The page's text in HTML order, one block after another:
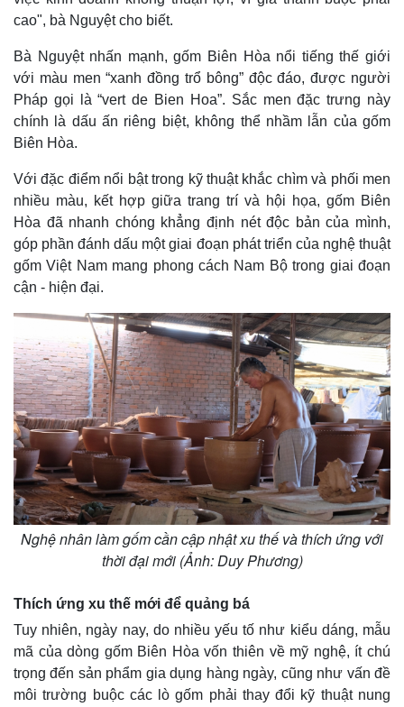
Pháp luật
Vụ án
Tin nóng
Quân sự - Quốc phòng
Vũ khí
cao", bà Nguyệt cho biết.
Bà Nguyệt nhấn mạnh, gốm Biên Hòa nổi tiếng thế giới
với màu men “xanh đồng trổ bông” độc đáo, được người
Pháp gọi là “vert de Bien Hoa”. Sắc men đặc trưng này
chính là dấu ấn riêng biệt, không thể nhầm lẫn của gốm
Biên Hòa.
Với đặc điểm nổi bật trong kỹ thuật khắc chìm và phối men
nhiều màu, kết hợp giữa trang trí và hội họa, gốm Biên
Hòa đã nhanh chóng khẳng định nét độc bản của mình,
góp phần đánh dấu một giai đoạn phát triển của nghệ thuật
gốm Việt Nam mang phong cách Nam Bộ trong giai đoạn
cận - hiện đại.
Nghệ nhân làm gốm cần cập nhật xu thế và thích ứng với
thời đại mới (Ảnh: Duy Phương)
Thích ứng xu thế mới để quảng bá
Tuy nhiên, ngày nay, do nhiều yếu tố như kiểu dáng, mẫu
mã của dòng gốm Biên Hòa vốn thiên về mỹ nghệ, ít chú
trọng đến sản phẩm gia dụng hàng ngày, cũng như vấn đề
môi trường buộc các lò gốm phải thay đổi kỹ thuật nung